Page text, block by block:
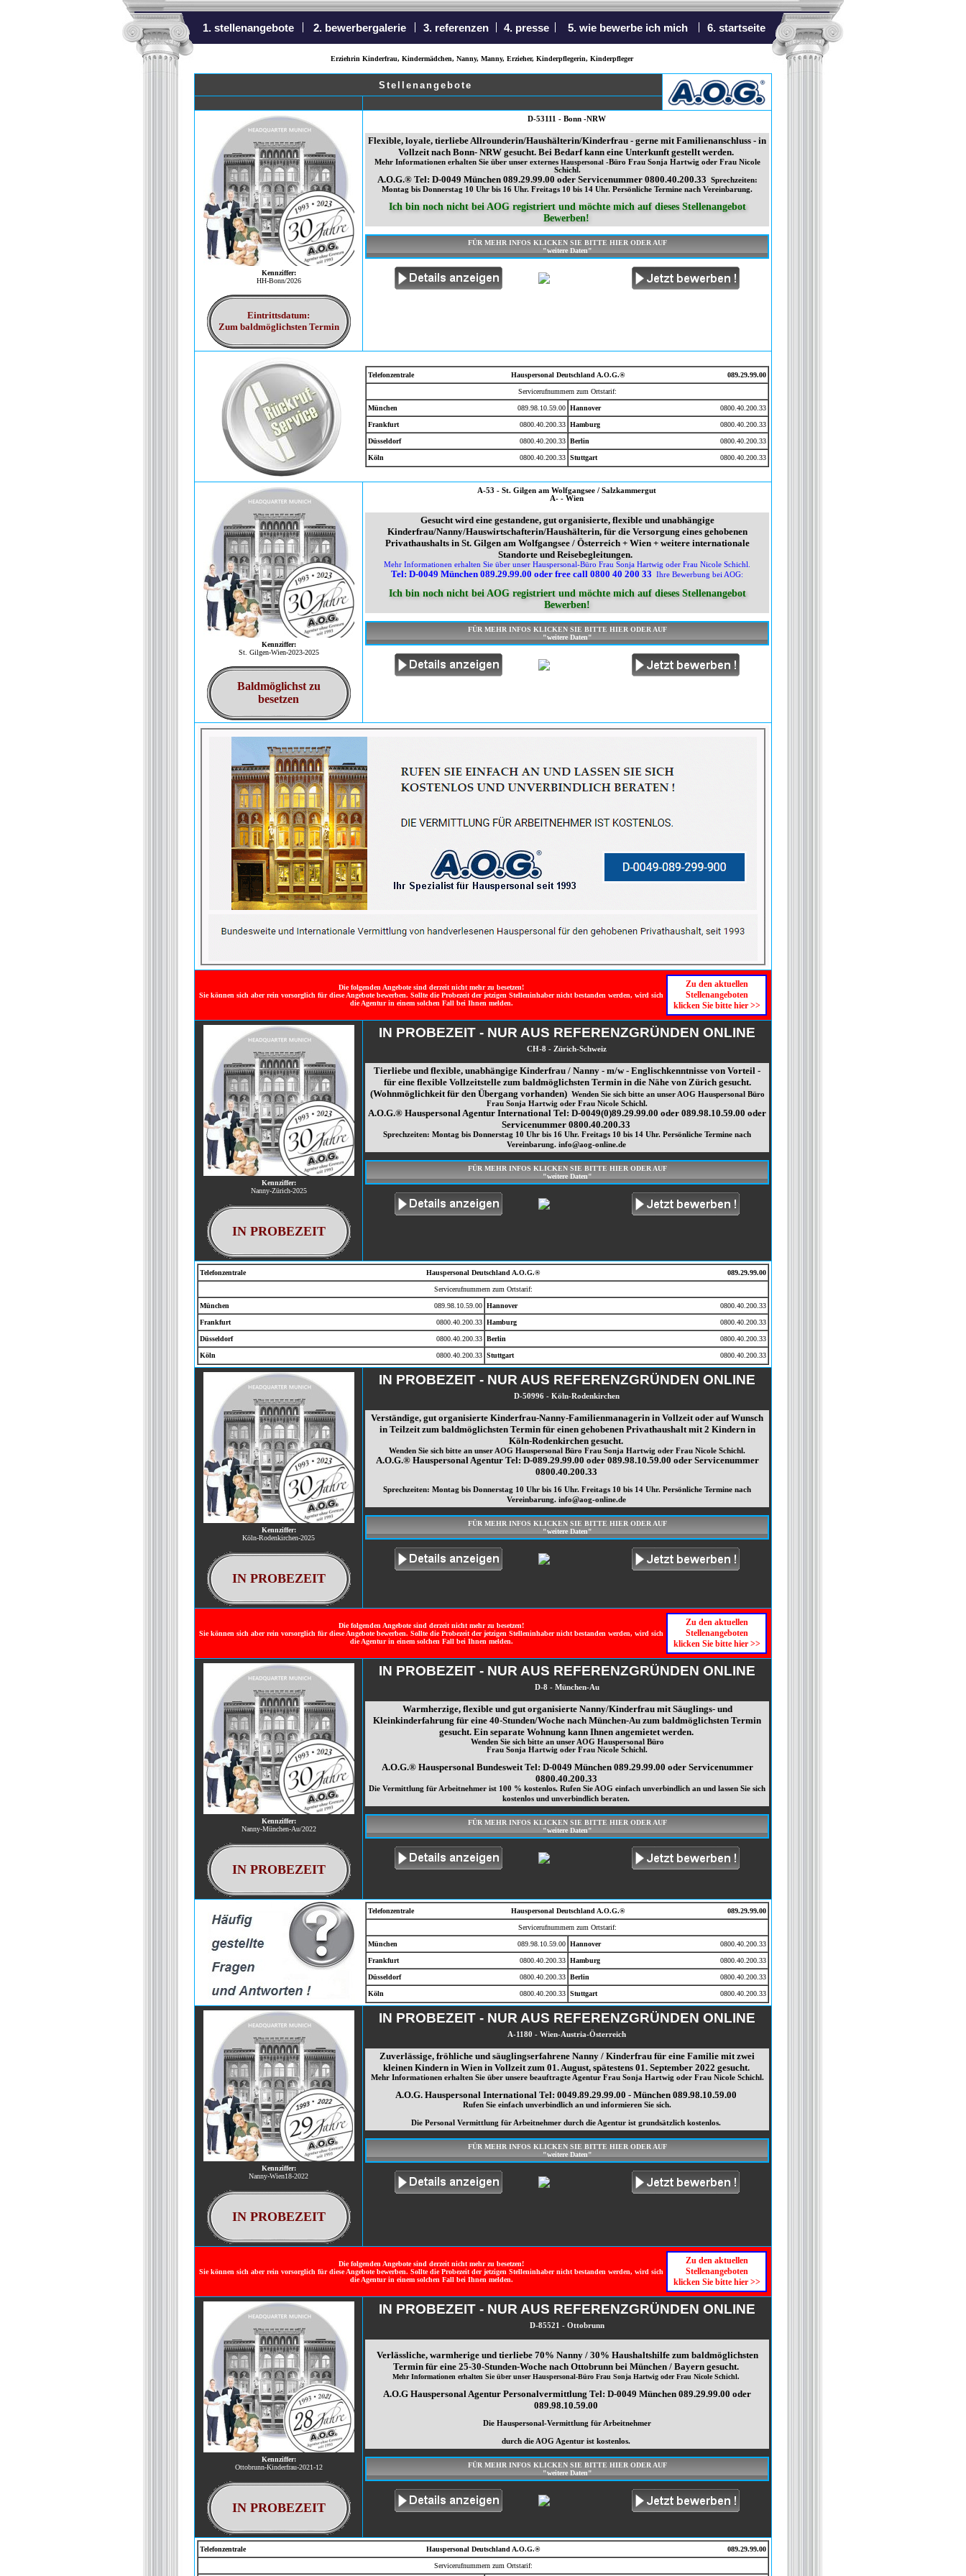
1. stellenangebote 2. bewerbergalerie 3. referenzen 4. presse 5. wie bewerbe ich mich 6. startseite
Erziehrin Kinderfrau, Kindermädchen, Nanny, Manny, Erzieher, Kinderpflegerin, Kinderpfleger
Stellenangebote
Kennziffer:
HH-Bonn/2026
Eintrittsdatum:
Zum baldmöglichsten Termin
D-53111 - Bonn -NRW
Flexible, loyale, tierliebe Allrounderin/Haushälterin/Kinderfrau - gerne mit Familienanschluss - in
Vollzeit nach Bonn- NRW gesucht. Bei Bedarf kann eine Unterkunft gestellt werden.
Mehr Informationen erhalten Sie über unser externes Hauspersonal -Büro Frau Sonja Hartwig oder Frau Nicole
Schichl.
A.O.G.® Tel: D-0049 München 089.29.99.00 oder Servicenummer 0800.40.200.33
Sprechzeiten:
Montag bis Donnerstag 10 Uhr bis 16 Uhr. Freitags 10 bis 14 Uhr. Persönliche Termine nach Vereinbarung.
Ich bin noch nicht bei AOG registriert und möchte mich auf dieses Stellenangebot
Bewerben!
FÜR MEHR INFOS KLICKEN SIE BITTE HIER ODER AUF
"weitere Daten"
Telefonzentrale Hauspersonal Deutschland A.O.G.® 089.29.99.00
Servicerufnummern zum Ortstarif:
München 089.98.10.59.00 Hannover 0800.40.200.33
Frankfurt 0800.40.200.33 Hamburg 0800.40.200.33
Düsseldorf 0800.40.200.33 Berlin 0800.40.200.33
Köln 0800.40.200.33 Stuttgart 0800.40.200.33
Kennziffer:
St. Gilgen-Wien-2023-2025
Baldmöglichst zu
besetzen
A-53 - St. Gilgen am Wolfgangsee / Salzkammergut
A- - Wien
Gesucht wird eine gestandene, gut organisierte, flexible und unabhängige
Kinderfrau/Nanny/Hauswirtschafterin/Haushälterin, für die Versorgung eines gehobenen
Privathaushalts in St. Gilgen am Wolfgangsee / Österreich + Wien + weitere internationale
Standorte und Reisebegleitungen.
Mehr Informationen erhalten Sie über unser Hauspersonal-Büro Frau Sonja Hartwig oder Frau Nicole Schichl.
Tel: D-0049 München 089.29.99.00 oder free call 0800 40 200 33 Ihre Bewerbung bei AOG:
Ich bin noch nicht bei AOG registriert und möchte mich auf dieses Stellenangebot
Bewerben!
FÜR MEHR INFOS KLICKEN SIE BITTE HIER ODER AUF
"weitere Daten"
Die folgenden Angebote sind derzeit nicht mehr zu besetzen!
Sie können sich aber rein vorsorglich für diese Angebote bewerben. Sollte die Probezeit der jetzigen Stelleninhaber nicht bestanden werden, wird sich
die Agentur in einem solchen Fall bei Ihnen melden.
Zu den aktuellen
Stellenangeboten
klicken Sie bitte hier >>
Kennziffer:
Nanny-Zürich-2025
IN PROBEZEIT
IN PROBEZEIT - NUR AUS REFERENZGRÜNDEN ONLINE
CH-8 - Zürich-Schweiz
Tierliebe und flexible, unabhängige Kinderfrau / Nanny - m/w - Englischkenntnisse von Vorteil -
für eine flexible Vollzeitstelle zum baldmöglichsten Termin in die Nähe von Zürich gesucht.
(Wohnmöglichkeit für den Übergang vorhanden) Wenden Sie sich bitte an unser AOG Hauspersonal Büro
Frau Sonja Hartwig oder Frau Nicole Schichl.
A.O.G.® Hauspersonal Agentur International Tel: D-0049(0)89.29.99.00 oder 089.98.10.59.00 oder
Servicenummer 0800.40.200.33
Sprechzeiten: Montag bis Donnerstag 10 Uhr bis 16 Uhr. Freitags 10 bis 14 Uhr. Persönliche Termine nach
Vereinbarung. info@aog-online.de
FÜR MEHR INFOS KLICKEN SIE BITTE HIER ODER AUF
"weitere Daten"
Telefonzentrale Hauspersonal Deutschland A.O.G.® 089.29.99.00
Servicerufnummern zum Ortstarif:
München 089.98.10.59.00 Hannover 0800.40.200.33
Frankfurt 0800.40.200.33 Hamburg 0800.40.200.33
Düsseldorf 0800.40.200.33 Berlin 0800.40.200.33
Köln 0800.40.200.33 Stuttgart 0800.40.200.33
Kennziffer:
Köln-Rodenkirchen-2025
IN PROBEZEIT
IN PROBEZEIT - NUR AUS REFERENZGRÜNDEN ONLINE
D-50996 - Köln-Rodenkirchen
Verständige, gut organisierte Kinderfrau-Nanny-Familienmanagerin in Vollzeit oder auf Wunsch
in Teilzeit zum baldmöglichsten Termin für einen gehobenen Privathaushalt mit 2 Kindern in
Köln-Rodenkirchen gesucht.
Wenden Sie sich bitte an unser AOG Hauspersonal Büro Frau Sonja Hartwig oder Frau Nicole Schichl.
A.O.G.® Hauspersonal Agentur Tel: D-089.29.99.00 oder 089.98.10.59.00 oder Servicenummer
0800.40.200.33
Sprechzeiten: Montag bis Donnerstag 10 Uhr bis 16 Uhr. Freitags 10 bis 14 Uhr. Persönliche Termine nach
Vereinbarung. info@aog-online.de
FÜR MEHR INFOS KLICKEN SIE BITTE HIER ODER AUF
"weitere Daten"
Die folgenden Angebote sind derzeit nicht mehr zu besetzen!
Sie können sich aber rein vorsorglich für diese Angebote bewerben. Sollte die Probezeit der jetzigen Stelleninhaber nicht bestanden werden, wird sich
die Agentur in einem solchen Fall bei Ihnen melden.
Zu den aktuellen
Stellenangeboten
klicken Sie bitte hier >>
Kennziffer:
Nanny-München-Au/2022
IN PROBEZEIT
IN PROBEZEIT - NUR AUS REFERENZGRÜNDEN ONLINE
D-8 - München-Au
Warmherzige, flexible und gut organisierte Nanny/Kinderfrau mit Säuglings- und
Kleinkinderfahrung für eine 40-Stunden/Woche nach München-Au zum baldmöglichsten Termin
gesucht. Ein separate Wohnung kann Ihnen angemietet werden.
Wenden Sie sich bitte an unser AOG Hauspersonal Büro
Frau Sonja Hartwig oder Frau Nicole Schichl.
A.O.G.® Hauspersonal Bundesweit Tel: D-0049 München 089.29.99.00 oder Servicenummer
0800.40.200.33
Die Vermittlung für Arbeitnehmer ist 100 % kostenlos. Rufen Sie AOG einfach unverbindlich an und lassen Sie sich
kostenlos und unverbindlich beraten.
FÜR MEHR INFOS KLICKEN SIE BITTE HIER ODER AUF
"weitere Daten"
Telefonzentrale Hauspersonal Deutschland A.O.G.® 089.29.99.00
Servicerufnummern zum Ortstarif:
München 089.98.10.59.00 Hannover 0800.40.200.33
Frankfurt 0800.40.200.33 Hamburg 0800.40.200.33
Düsseldorf 0800.40.200.33 Berlin 0800.40.200.33
Köln 0800.40.200.33 Stuttgart 0800.40.200.33
Kennziffer:
Nanny-Wien18-2022
IN PROBEZEIT
IN PROBEZEIT - NUR AUS REFERENZGRÜNDEN ONLINE
A-1180 - Wien-Austria-Österreich
Zuverlässige, fröhliche und säuglingserfahrene Nanny / Kinderfrau für eine Familie mit zwei
kleinen Kindern in Wien in Vollzeit zum 01. August, spätestens 01. September 2022 gesucht.
Mehr Informationen erhalten Sie über unsere beauftragte Agentur Frau Sonja Hartwig oder Frau Nicole Schichl.
A.O.G. Hauspersonal International Tel: 0049.89.29.99.00 - München 089.98.10.59.00
Rufen Sie einfach unverbindlich an und informieren Sie sich.
Die Personal Vermittlung für Arbeitnehmer durch die Agentur ist grundsätzlich kostenlos.
FÜR MEHR INFOS KLICKEN SIE BITTE HIER ODER AUF
"weitere Daten"
Die folgenden Angebote sind derzeit nicht mehr zu besetzen!
Sie können sich aber rein vorsorglich für diese Angebote bewerben. Sollte die Probezeit der jetzigen Stelleninhaber nicht bestanden werden, wird sich
die Agentur in einem solchen Fall bei Ihnen melden.
Zu den aktuellen
Stellenangeboten
klicken Sie bitte hier >>
Kennziffer:
Ottobrunn-Kinderfrau-2021-12
IN PROBEZEIT
IN PROBEZEIT - NUR AUS REFERENZGRÜNDEN ONLINE
D-85521 - Ottobrunn
Verlässliche, warmherige und tierliebe 70% Nanny / 30% Haushaltshilfe zum baldmöglichsten
Termin für eine 25-30-Stunden-Woche nach Ottobrunn bei München / Bayern gesucht.
Mehr Informationen erhalten Sie über unser Hauspersonal-Büro Frau Sonja Hartwig oder Frau Nicole Schichl.
A.O.G Hauspersonal Agentur Personalvermittlung Tel: D-0049 München 089.29.99.00 oder
089.98.10.59.00
Die Hauspersonal-Vermittlung für Arbeitnehmer
durch die AOG Agentur ist kostenlos.
FÜR MEHR INFOS KLICKEN SIE BITTE HIER ODER AUF
"weitere Daten"
Telefonzentrale Hauspersonal Deutschland A.O.G.® 089.29.99.00
Servicerufnummern zum Ortstarif: